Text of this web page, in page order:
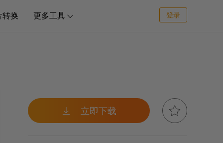
转换 更多工具  登录
 立即下载 